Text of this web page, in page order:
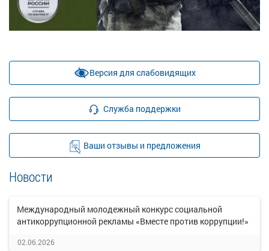
Версия для слабовидящих
Служба поддержки
Ваши отзывы и предложения
Новости
Международный молодежный конкурс социальной
антикоррупционной рекламы «Вместе против коррупции!»
02.06.2026